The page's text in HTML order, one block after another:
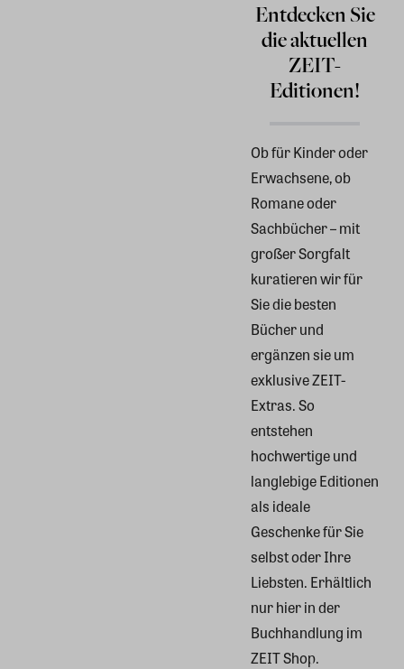
Entdecken Sie
die aktuellen
ZEIT-
Editionen!
Ob für Kinder oder
Erwachsene, ob
Romane oder
Sachbücher – mit
großer Sorgfalt
kuratieren wir für
Sie die besten
Bücher und
ergänzen sie um
exklusive ZEIT-
Extras. So
entstehen
hochwertige und
langlebige Editionen
als ideale
Geschenke für Sie
selbst oder Ihre
Liebsten. Erhältlich
nur hier in der
Buchhandlung im
ZEIT Shop.